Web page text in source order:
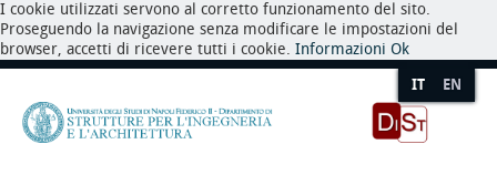
I cookie utilizzati servono al corretto funzionamento del sito.
Proseguendo la navigazione senza modificare le impostazioni del
browser, accetti di ricevere tutti i cookie. Informazioni Ok
IT EN